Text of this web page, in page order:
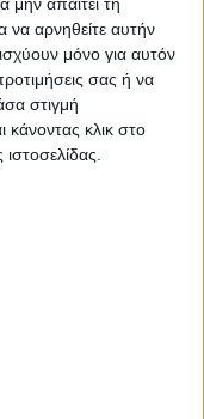
απαιτεί τη
να αρνηθείτε αυτήν
μόνο για αυτόν
σας ή να
στιγμή
κάνοντας κλικ στο